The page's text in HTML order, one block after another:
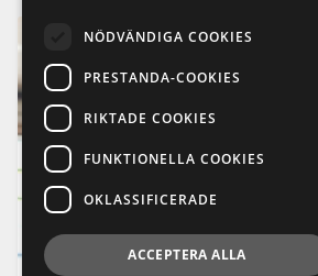
NÖDVÄNDIGA COOKIES
PRESTANDA-COOKIES
RIKTADE COOKIES
FUNKTIONELLA COOKIES
OKLASSIFICERADE
ACCEPTERA ALLA